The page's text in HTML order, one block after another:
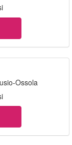
Ossola